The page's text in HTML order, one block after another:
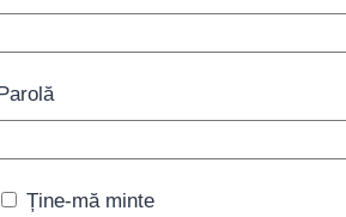
50 buc
Ține-mă minte